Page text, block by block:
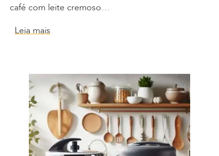
café com leite cremoso…
Leia mais